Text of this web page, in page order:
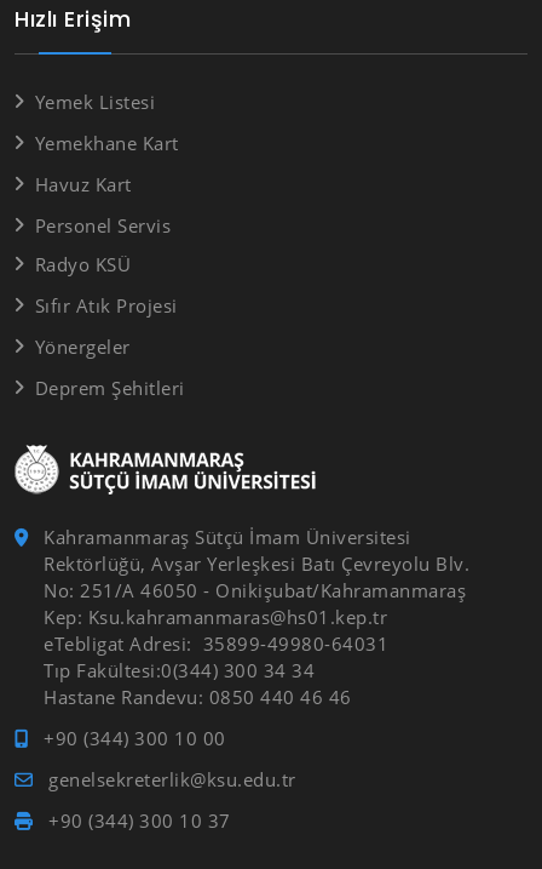
Kahramanmaraş Sütçü İmam Üniversitesi
Rektörlüğü, Avşar Yerleşkesi Batı Çevreyolu Blv.
No: 251/A 46050 - Onikişubat/Kahramanmaraş
Kep: Ksu.kahramanmaras@hs01.kep.tr
eTebligat Adresi: 35899-49980-64031
Tıp Fakültesi:0(344) 300 34 34
Hastane Randevu: 0850 440 46 46
+90 (344) 300 10 00
genelsekreterlik@ksu.edu.tr
+90 (344) 300 10 37
Hızlı Erişim
Yemek Listesi
Yemekhane Kart
Havuz Kart
Personel Servis
Radyo KSÜ
Sıfır Atık Projesi
Yönergeler
Deprem Şehitleri